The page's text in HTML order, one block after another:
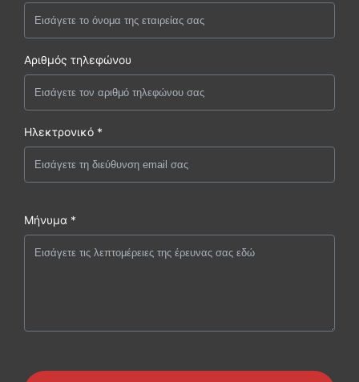
Αριθμός τηλεφώνου
Ηλεκτρονικό *
Μήνυμα *